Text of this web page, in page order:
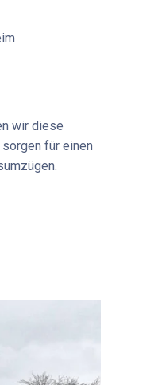
wir diese
für einen